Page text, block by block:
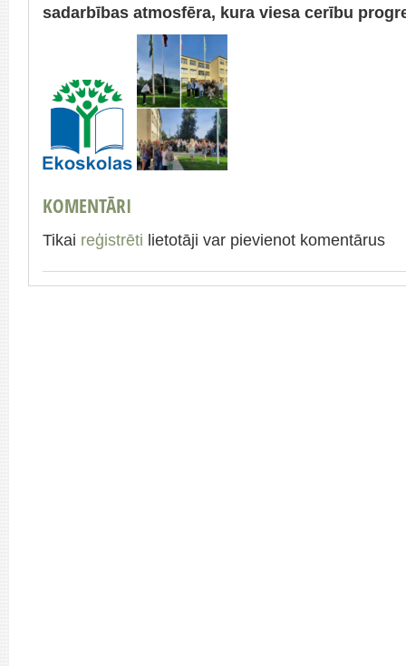
sadarbības atmosfēra, kura viesa cerību
KOMENTĀRI
Tikai reģistrēti lietotāji var pievienot komentārus